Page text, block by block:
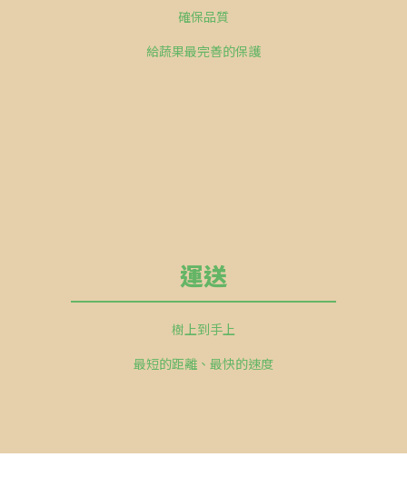
確保品質
給蔬果最完善的保護
運送
樹上到手上
最短的距離、最快的速度